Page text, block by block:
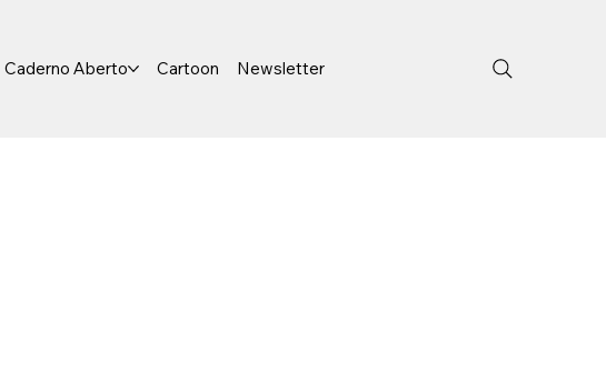
Caderno Aberto Cartoon Newsletter